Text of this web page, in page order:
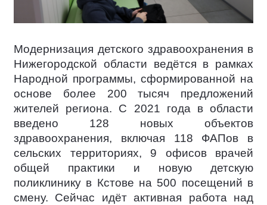
Модернизация детского здравоохранения в
Нижегородской области ведётся в рамках
Народной программы, сформированной на
основе более 200 тысяч предложений
жителей региона. С 2021 года в области
введено 128 новых объектов
здравоохранения, включая 118 ФАПов в
сельских территориях, 9 офисов врачей
общей практики и новую детскую
поликлинику в Кстове на 500 посещений в
смену. Сейчас идёт активная работа над